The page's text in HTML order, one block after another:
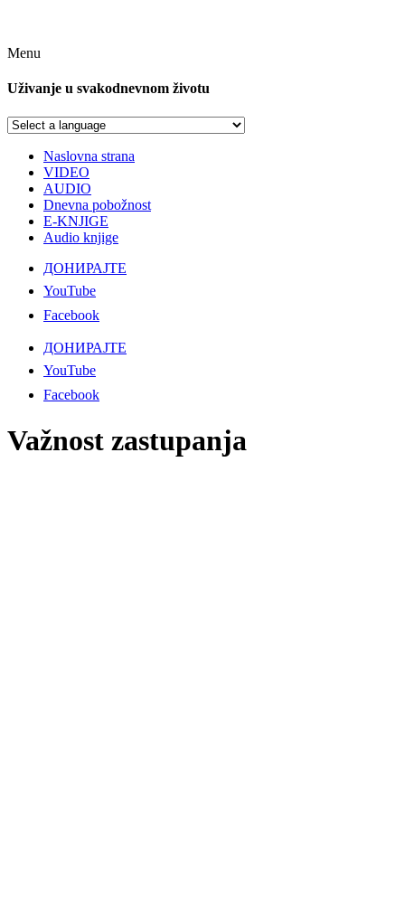
Menu
Uživanje u svakodnevnom životu
Naslovna strana
VIDEO
AUDIO
Dnevna pobožnost
E-KNJIGE
Audio knjige
ДОНИРАЈТЕ
YouTube
Facebook
ДОНИРАЈТЕ
YouTube
Facebook
Važnost zastupanja